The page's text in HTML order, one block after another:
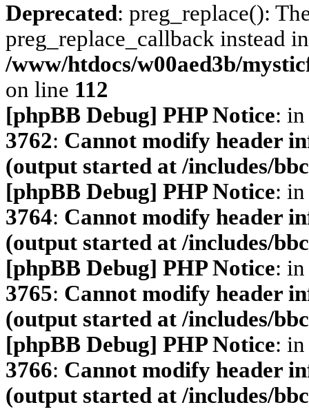
Deprecated: preg_replace():
preg_replace_callback instead in
/www/htdocs/w00aed3b/
on line 112
[phpBB Debug] PHP Notice:
3762: Cannot modify header
(output started at /includes/
[phpBB Debug] PHP Notice:
3764: Cannot modify header
(output started at /includes/
[phpBB Debug] PHP Notice:
3765: Cannot modify header
(output started at /includes/
[phpBB Debug] PHP Notice:
3766: Cannot modify header
(output started at /includes/